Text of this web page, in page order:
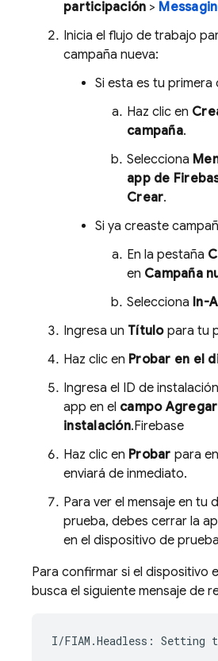
participación >
Inicia el flujo de trabajo
campaña nueva:
Si esta es tu primera
Haz clic en
campaña.
Selecciona
app de
Crear.
Si ya creaste
En la pestaña
en Campaña
Selecciona In-
Ingresa un Títulopara tu
Haz clic en Probar en el
Ingresa el ID de
app en el campo
instalación.Firebase
Haz clic en Probar para
enviará de inmediato.
Para ver el mensaje en tu
prueba, debes cerrar la
en el dispositivo de
Para confirmar si el dispositivo
busca el siguiente mensaje de